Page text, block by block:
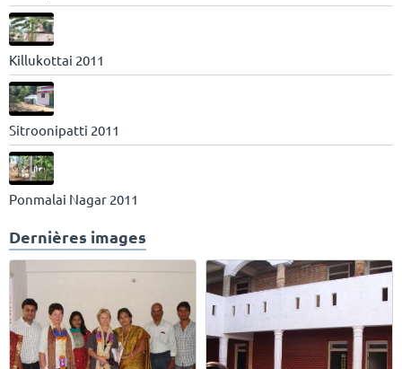
Killukottai 2011
Sitroonipatti 2011
Ponmalai Nagar 2011
Dernières images